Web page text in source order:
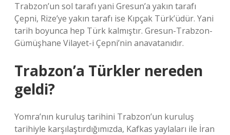
Trabzon’un sol tarafı yani Gresun’a yakın tarafı
Çepni, Rize’ye yakın tarafı ise Kıpçak Türk’üdür. Yani
tarih boyunca hep Türk kalmıştır. Gresun-Trabzon-
Gümüşhane Vilayet-i Çepni’nin anavatanıdır.
Trabzon’a Türkler nereden
geldi?
Yomra’nın kuruluş tarihini Trabzon’un kuruluş
tarihiyle karşılaştırdığımızda, Kafkas yaylaları ile İran